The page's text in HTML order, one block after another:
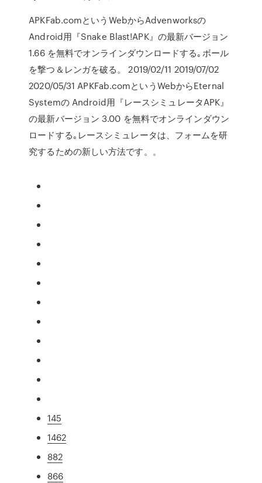
APKFab.comというWebからAdvenworksの
Android用『Snake Blast!APK』の最新バージョン
1.66 を無料でオンラインダウンロードする｡ボール
を撃つ＆レンガを破る。 2019/02/11 2019/07/02
2020/05/31 APKFab.comというWebからEternal
Systemの Android用『レースシミュレータAPK』
の最新バージョン 3.00 を無料でオンラインダウン
ロードする｡レースシミュレータは、フォームを研
究するための新しい方法です。。
145
1462
882
866